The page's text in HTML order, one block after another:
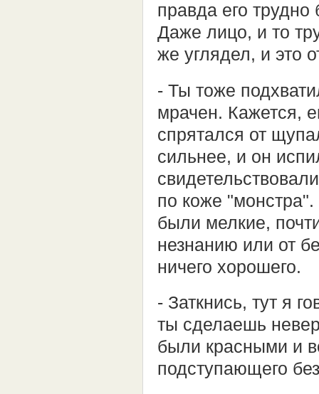
правда его
Даже лицо, и то
же углядел, и это
- Ты тоже
мрачен. Кажется,
спрятался от
сильнее, и он
по коже "монстра".
были мелкие,
незнанию или от
ничего хорошего.
- Заткнись, тут я
ты сделаешь
были красными и
подступающего